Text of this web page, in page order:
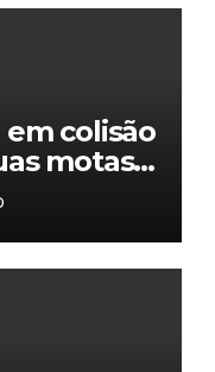
colisão
motas